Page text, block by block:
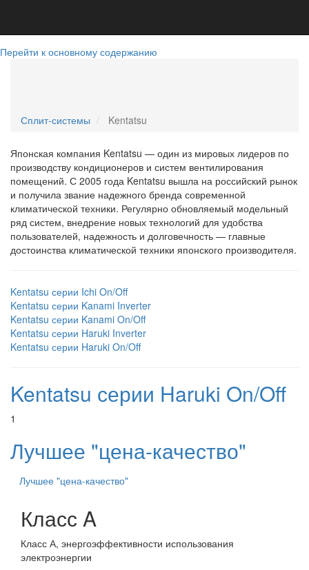
Перейти к основному содержанию
Сплит-системы
Kentatsu
Японская компания Kentatsu — один из мировых лидеров по
производству кондиционеров и систем вентилирования
помещений. С 2005 года Kentatsu вышла на российский рынок
и получила звание надежного бренда современной
климатической техники. Регулярно обновляемый модельный
ряд систем, внедрение новых технологий для удобства
пользователей, надежность и долговечность — главные
достоинства климатической техники японского производителя.
Kentatsu серии Ichi On/Off
Kentatsu серии Kanami Inverter
Kentatsu серии Kanami On/Off
Kentatsu серии Haruki Inverter
Kentatsu серии Haruki On/Off
Kentatsu серии Haruki On/Off
1
Лучшее "цена-качество"
Лучшее "цена-качество"
Класс A
Класс А, энергоэффективности использования
электроэнергии